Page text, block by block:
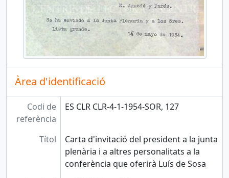
Àrea d'identificació
Codi de
referència
ES CLR CLR-4-1-1954-SOR, 127
Títol
Carta d'invitació del president a la junta
plenària i a altres personalitats a la
conferència que oferirà Luís de Sosa